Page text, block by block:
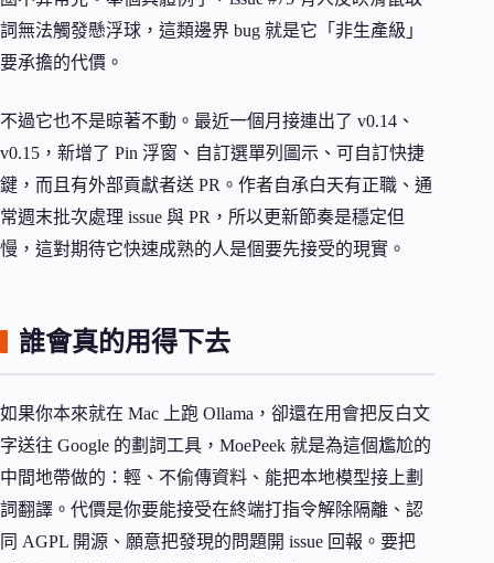
詞無法觸發懸浮球，這類邊界 bug 就是它「非生產級」
要承擔的代價。
不過它也不是晾著不動。最近一個月接連出了 v0.14、
v0.15，新增了 Pin 浮窗、自訂選單列圖示、可自訂快捷
鍵，而且有外部貢獻者送 PR。作者自承白天有正職、通
常週末批次處理 issue 與 PR，所以更新節奏是穩定但
慢，這對期待它快速成熟的人是個要先接受的現實。
誰會真的用得下去
如果你本來就在 Mac 上跑 Ollama，卻還在用會把反白文
字送往 Google 的劃詞工具，MoePeek 就是為這個尷尬的
中間地帶做的：輕、不偷傳資料、能把本地模型接上劃
詞翻譯。代價是你要能接受在終端打指令解除隔離、認
同 AGPL 開源、願意把發現的問題開 issue 回報。要把